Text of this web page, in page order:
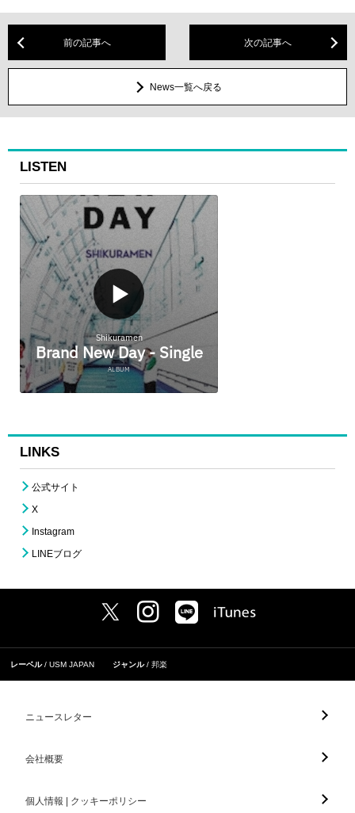
前の記事へ 次の記事へ
News一覧へ戻る
LISTEN
LINKS
公式サイト
X
Instagram
LINEブログ
レーベル USM JAPAN ジャンル 邦楽
ニュースレター
会社概要
個人情報 | クッキーポリシー